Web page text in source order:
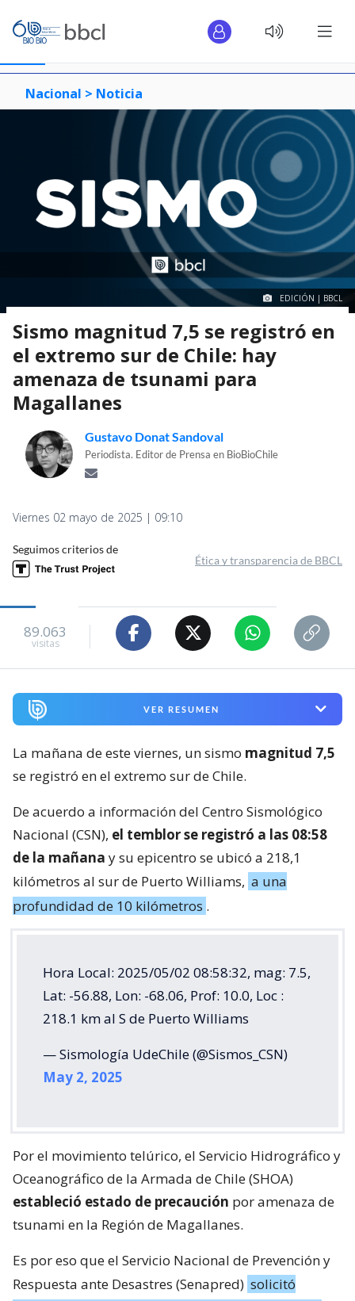
Nacional > Noticia
EDICIÓN | BBCL
Sismo magnitud 7,5 se registró en
el extremo sur de Chile: hay
amenaza de tsunami para
Magallanes
Gustavo Donat Sandoval
Periodista. Editor de Prensa en BioBioChile
Viernes 02 mayo de 2025 | 09:10
Seguimos criterios de
Ética y transparencia de BBCL
89.063
visitas
VER RESUMEN
La mañana de este viernes, un sismo magnitud 7,5
se registró en el extremo sur de Chile.
De acuerdo a información del Centro Sismológico
Nacional (CSN), el temblor se registró a las 08:58
de la mañana y su epicentro se ubicó a 218,1
kilómetros al sur de Puerto Williams, a una
profundidad de 10 kilómetros .
Hora Local: 2025/05/02 08:58:32, mag: 7.5,
Lat: -56.88, Lon: -68.06, Prof: 10.0, Loc :
218.1 km al S de Puerto Williams
— Sismología UdeChile (@Sismos_CSN)
May 2, 2025
Por el movimiento telúrico, el Servicio Hidrográfico y
Oceanográfico de la Armada de Chile (SHOA)
estableció estado de precaución por amenaza de
tsunami en la Región de Magallanes.
Es por eso que el Servicio Nacional de Prevención y
Respuesta ante Desastres (Senapred) solicitó